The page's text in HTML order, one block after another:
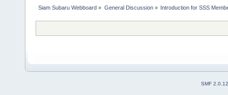
Siam Subaru Webboard » General Discussion» Introduction for SSS
SMF 2.0.12